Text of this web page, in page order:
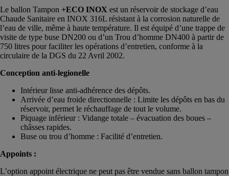
Le ballon Tampon +ECO INOX est un réservoir de stockage d’eau
Chaude Sanitaire en INOX 316L résistant à la corrosion naturelle de
l’eau de ville, même à haute température. Il est équipé d’une trappe de
visite de type buse DN200 ou d’un Trou d’homme DN400 à partir de
750 litres pour faciliter les opérations d’entretien, conforme à la
circulaire de la DGS du 22 Avril 2002.
Conception anti-legionelle
Intérieur lisse anti-adhérence des dépôts.
Arrivée d’eau froide directionnelle : Limite les dépôts en bas du
réservoir, permet le réchauffage de tout le volume.
Piquage inférieur : Vidange totale – évacuation des boues –
châsses rapides.
Buse ou trou d’homme : Facilité d’entretien.
Appoints :
L’option appoint électrique ne peut pas être vendue sans ballon tampon